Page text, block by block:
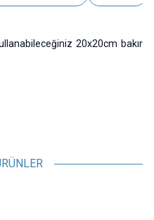
20x20cm bakır